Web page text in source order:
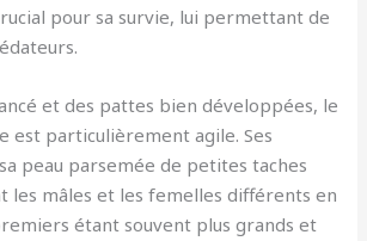
pour sa survie, lui permettant de
et des pattes bien développées, le
est particulièrement agile. Ses
peau parsemée de petites taches
les mâles et les femelles différents en
étant souvent plus grands et